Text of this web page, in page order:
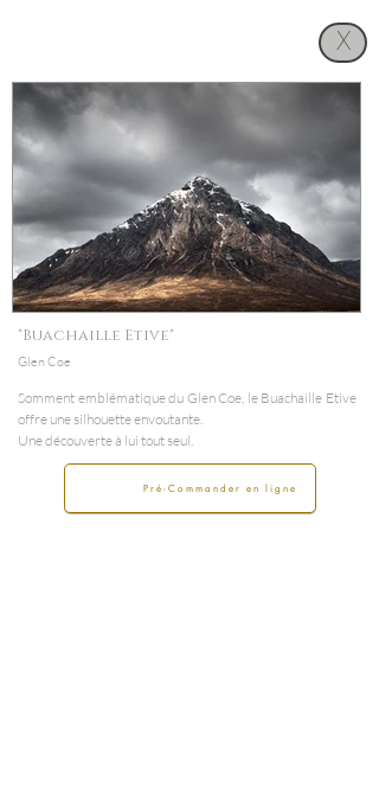
"Buachaille Etive"
Glen Coe
Somment emblématique du Glen Coe, le Buachaille Etive
offre une silhouette envoutante.
Une découverte à lui tout seul.
Pré-Commander en ligne
X